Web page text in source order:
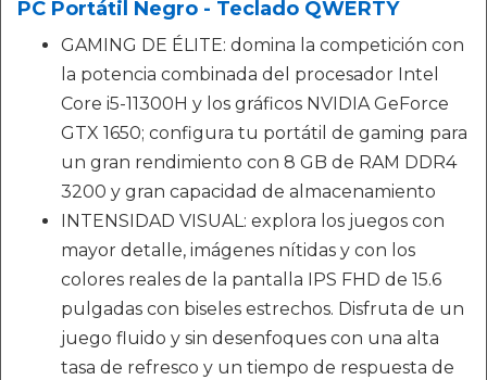
PC Portátil Negro - Teclado QWERTY
GAMING DE ÉLITE: domina la competición con
la potencia combinada del procesador Intel
Core i5-11300H y los gráficos NVIDIA GeForce
GTX 1650; configura tu portátil de gaming para
un gran rendimiento con 8 GB de RAM DDR4
3200 y gran capacidad de almacenamiento
INTENSIDAD VISUAL: explora los juegos con
mayor detalle, imágenes nítidas y con los
colores reales de la pantalla IPS FHD de 15.6
pulgadas con biseles estrechos. Disfruta de un
juego fluido y sin desenfoques con una alta
tasa de refresco y un tiempo de respuesta de